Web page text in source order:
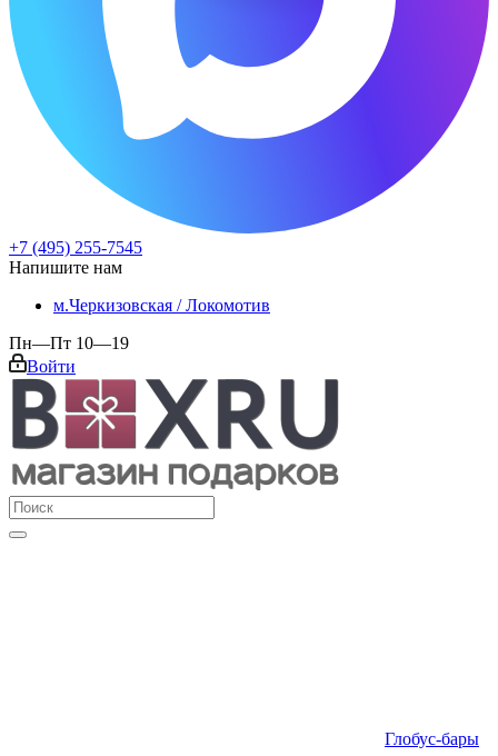
+7 (495) 255-7545
Напишите нам
м.Черкизовская / Локомотив
Пн—Пт 10—19
Войти
Глобус-бары